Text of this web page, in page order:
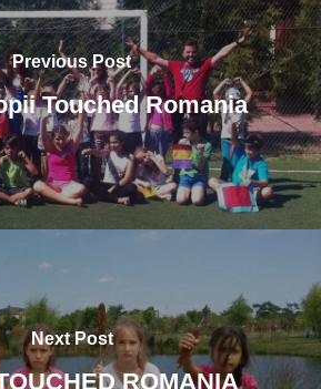
Previous Post
Touched Romania
Next Post
ROMANIA